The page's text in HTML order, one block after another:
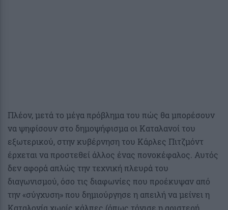
Πλέον, μετά το μέγα πρόβλημα του πώς θα μπορέσουν
να ψηφίσουν στο δημοψήφισμα οι Καταλανοί του
εξωτερικού, στην κυβέρνηση του Κάρλες Πιτζμόντ
έρχεται να προστεθεί άλλος ένας πονοκέφαλος. Αυτός
δεν αφορά απλώς την τεχνική πλευρά του
διαγωνισμού, όσο τις διαφωνίες που προέκυψαν από
την «σύγχυση» που δημιούργησε η απειλή να μείνει η
Καταλονία χωρίς κάλπες (όπως τόνισε η αριστερή